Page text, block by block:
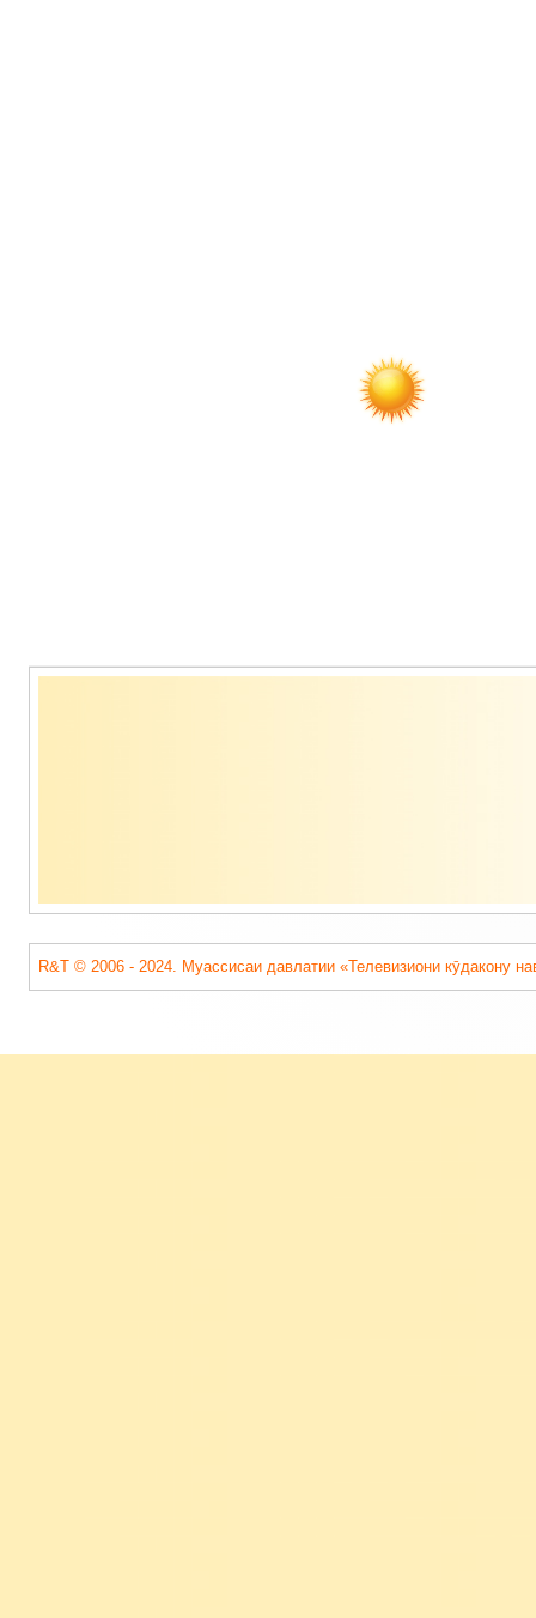
Содержимое
R&T © 2006 - 2024. Муассисаи давлатии «Телевизиони кӯдакону